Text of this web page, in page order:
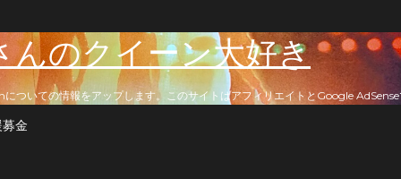
んのクイーン大好き
ついての情報をアップします。このサイトはアフィリエイトとGoogle AdSense
金